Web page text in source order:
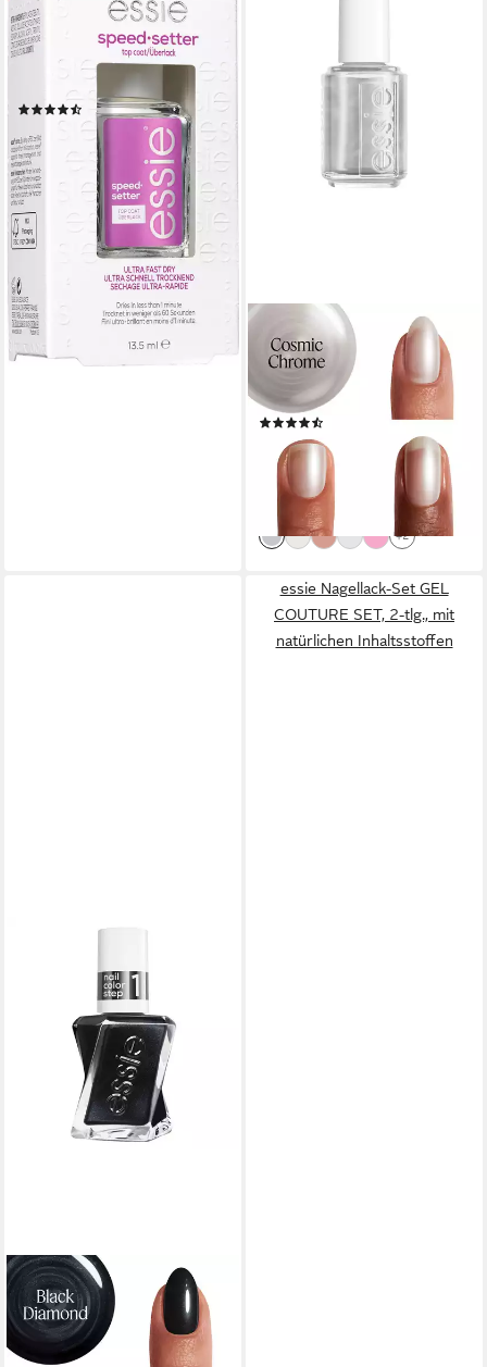
Überlack SPEED SETTER,
trocknet die Maniküre ultra
schnell in weniger als 60
Sekunden
(12)
ab 9,99 €
(740,00 €/ 1 l)
lieferbar - in 1-2 Werktagen bei dir
Nagellack SPECIAL EFFEKTS,
mit Glitzer-und
Schimmerdetails
8,99 € UVP
(665,93 €/ 1 l)
-10%
lieferbar - in 1-2 Werktagen bei dir
+2
essie Nagellack-Set GEL
COUTURE SET, 2-tlg., mit
natürlichen Inhaltsstoffen